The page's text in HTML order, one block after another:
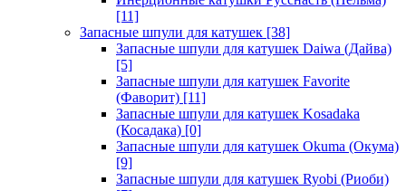
[11]
Запасные шпули для катушек [38]
Запасные шпули для катушек Daiwa (Дайва)
[5]
Запасные шпули для катушек Favorite
(Фаворит) [11]
Запасные шпули для катушек Kosadaka
(Косадака) [0]
Запасные шпули для катушек Okuma (Окума)
[9]
Запасные шпули для катушек Ryobi (Риоби)